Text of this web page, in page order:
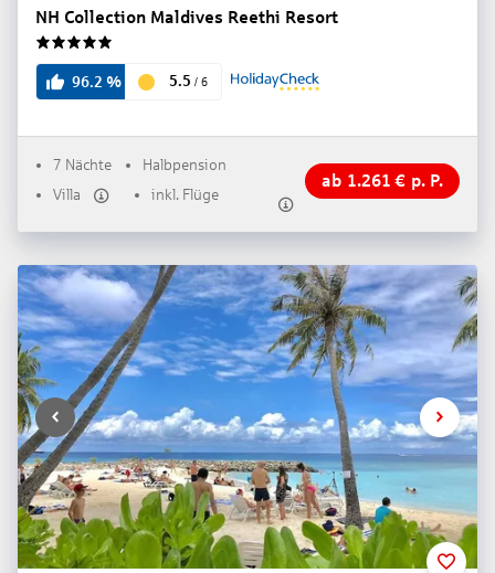
NH Collection Maldives Reethi Resort
5
96.2 % 5.5 / 6
7 Nächte
Halbpension
Villa
inkl. Flüge
ab 1.261 € p. P.